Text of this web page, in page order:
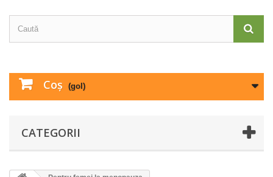
Coş (gol)
CATEGORII